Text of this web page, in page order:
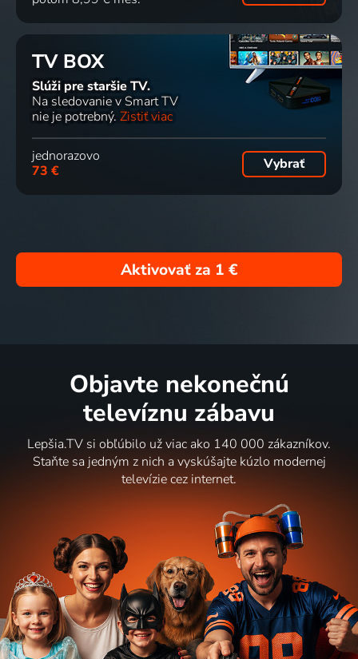
TV BOX
Slúži pre staršie TV.
Na sledovanie v Smart TV
nie je potrebný. Zistiť viac
jednorazovo
73 €
Vybrať
Aktivovať za 1 €
Objavte nekonečnú
televíznu zábavu
Lepšia.TV si obľúbilo už viac ako 140 000 zákazníkov.
Staňte sa jedným z nich a vyskúšajte kúzlo modernej
televízie cez internet.